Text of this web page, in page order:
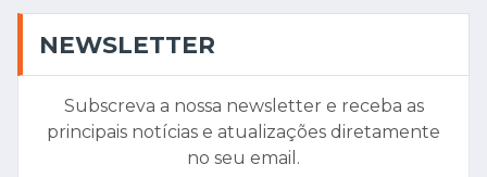
NEWSLETTER
Subscreva a nossa newsletter e receba as
principais notícias e atualizações diretamente
no seu email.